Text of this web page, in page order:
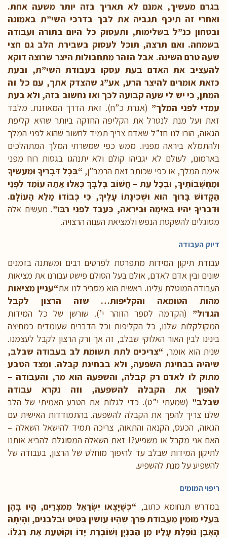
בגרם מעשיך, אמנם לא תאריך בזה יותר משעה אחת.
ואחרי זה תיכף תגביה את לבך בדרכי השי”ת באמונה
ובטחון כנ”ל בשלימות, ותעסוק כל היום בתורה ועבודה
בשמחה. ואם תרצה, תוכל לעסוק בשבירת הלב גם חצי
שעה טרם השינה. אבל הזהר מתחבולות היצר שרוצה דוקא
להעציב את האדם בעת עסקו בעבודת השי”ת, ובעת
כזאת אומרים להיצר הרע, אע”ג שהצדק אתך, עם כל זה
המתן, כי יש לי שעה קבועה לכך ואז נחשוב בזה, ולא בעת
עמדי לפני המלך” (אגרת כ”ח). זאת הדרך המאוזנת. מלבד
זאת ועל מנת לנטרל את הקליפה החזקה ביותר שהיא קליפת
הגאוה, הורו לנו חז”ל שאדם צריך תמיד לחשוב שהוא לפני המלך
ולהתמלא ביראה מפניו. ממש כפי שמשרתי המלך המתהלכים
בארמונו, לעולם לא יגביהו קולם ולא יתנהגו בגסות רוח מפני
אימת המלך, או כפי שכותב זאת הרמב”ן, “בְּכָל דְּבָרֶיךָ וּמַעֲשֶֹיךָ
וּמַחְשְׁבוֹתֶיךָ, וּבְכָל עֵת – חֲשׁוֹב בְּלִבָּךְ כְּאִלוּ אַתָּה עוֹמֵד לִפְנֵי
הַקָּדוֹשׁ בָּרוּךְ הוּא וּשְׁכִינָתוֹ עָלֶיךָ, כִּי כְּבוֹדוֹ מָלֵא הָעוֹלָם.
וּדְבָרֶיךָ יִהְיוּ בְּאֵימָה וּבְיִרְאָה, כְּעֶבֶד לִפְנֵי רַבּוֹ”. מעשים אלה
מסוגלים להשקטת הנפש ולמציאת הענוה הרצויה.
דיוק העבודה
עבודת תיקון המידות מתפרטת לפרטים רבים ומשתנה בזמנים
שונים ובין אדם לאדם, אולם בעל הסולם פישט עבורנו את מציאות
העבודה המוטלת עלינו. ראשית הוא מסביר לנו את“עניין מציאות
מהות הטומאה והקליפות… שזה הרצון לקבל
הגדול” (הקדמה לספר הזוהר י’). שורשן של כל המידות
המקולקלות שלנו, כל הקליפות וכל הדברים שעומדים כמחיצה
בינינו לבין האור האלוקי שבלב, זה אך ורק הרצון לקבל לעצמנו.
שנית הוא אומר, “צריכים לתת תשומת לב בעבודה שבלב,
שיהיה בבחינת השפעה, ולא בבחינת קבלה. ומצד הטבע
מתוק לו לאדם רק קבלה, והשפעה הוא מר, והעבודה –
להפוך את הקבלה להשפעה, וזה נקרא עבודה
שבלב” (שמעתי י”ט). כדי לגלות את הטבע האמיתי של הלב
שלנו צריך להפך את הקבלה להשפעה. בהתמודדות האישית עם
הגאוה, הכעס, הקנאה והתאוה, צריכה תמיד להישאל השאלה –
האם אני מקבל או משפיע?! זאת השאלה המסוגלת להביא אותנו
לתיקון המידות שבלב עד להיפוך מוחלט של הרצון, בעבודה של
להשפיע על מנת להשפיע.
ריפוי המומים
במדרש תנחומא כתוב, “כְּשֶׁיָּצְאוּ יִשְׂרָאֵל מִמִּצְרַיִם, הָיוּ בָּהֶן
בַּעֲלֵי מוּמִין מֵעֲבוֹדַת פֶּרֶךְ שֶׁהָיוּ עוֹשִׂין בְּטִיט וּבִלְבֵנִים, וְהָיְתָה
הָאֶבֶן נוֹפֶלֶת עָלָיו מִן הַבִּנְיָן וְשׁוֹבֶרֶת יָדוֹ וְקוֹטַעַת אֶת רַגְלוֹ.